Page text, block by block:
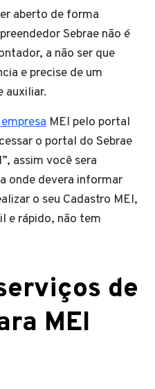
aberto de forma
Sebrae não é
a não ser que
e precise de um
auxiliar.
MEI pelo portal
o portal do Sebrae
assim você sera
onde devera informar
o seu Cadastro MEI,
e rápido, não tem
de
MEI